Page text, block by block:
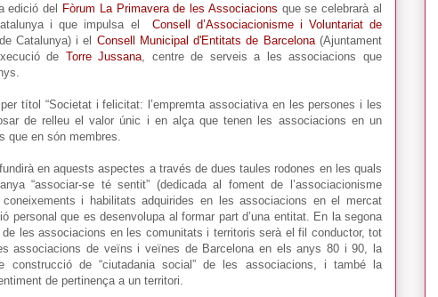
edició del
Fòrum La Primavera de les Associacions que se celebrarà al
i que impulsa el Consell d’Associacionisme i Voluntariat de
Catalunya) i el Consell Municipal d'Entitats de Barcelona(Ajuntament
de Torre Jussana , centre de serveis a les associacions que
títol “Societat i felicitat: l’empremta associativa en les persones i les
de relleu el valor únic i en alça que tenen les associacions en un
que en són membres.
en aquests aspectes a través de dues taules rodones en les quals
“associar-se té sentit” (dedicada al foment de l’associacionisme
coneixements i habilitats adquirides en les associacions en el mercat
personal que es desenvolupa al formar part d’una entitat. En la segona
de les associacions en les comunitats i territoris serà el fil conductor, tot
associacions de veïns i veïnes de Barcelona en els anys 80 i 90, la
construcció de “ciutadania social” de les associacions, i també la
de pertinença a un territori.